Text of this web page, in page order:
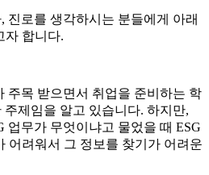
진로를 생각하시는 분들에게 아래
자 합니다.
주목 받으면서 취업을 준비하는 학
제임을 알고 있습니다. 하지만,
업무가 무엇이냐고 물었을 때 ESG
어려워서 그 정보를 찾기가 어려운